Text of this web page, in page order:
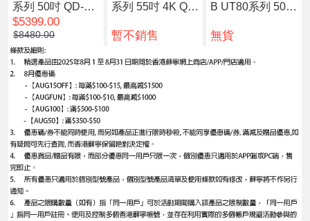
系列 50吋 QD-Mi
niLED 4K 智能電
視
$5399.00
$8480.00
系列 55吋 4K QD
視
暫不銷售
B UT80系列 50
電視
無貨